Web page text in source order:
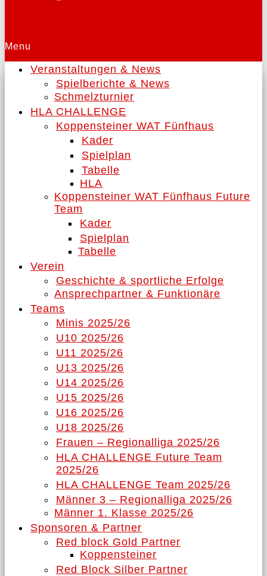
Menu
Veranstaltungen & News
Spielberichte & News
Schmelzturnier
HLA CHALLENGE
Koppensteiner WAT Fünfhaus
Kader
Spielplan
Tabelle
HLA
Koppensteiner WAT Fünfhaus Future
Team
Kader
Spielplan
Tabelle
Verein
Geschichte & sportliche Erfolge
Ansprechpartner & Funktionäre
Teams
Minis 2025/26
U10 2025/26
U11 2025/26
U13 2025/26
U14 2025/26
U15 2025/26
U16 2025/26
U18 2025/26
Frauen – Regionalliga 2025/26
HLA CHALLENGE Future Team
2025/26
HLA CHALLENGE Team 2025/26
Männer 3 – Regionalliga 2025/26
Männer 1. Klasse 2025/26
Sponsoren & Partner
Red block Gold Partner
Koppensteiner
Red Block Silber Partner